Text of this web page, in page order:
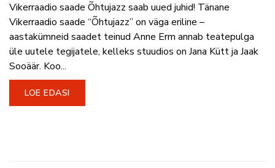
Vikerraadio saade Õhtujazz saab uued juhid! Tänane
Vikerraadio saade “Õhtujazz” on väga eriline –
aastakümneid saadet teinud Anne Erm annab teatepulga
üle uutele tegijatele, kelleks stuudios on Jana Kütt ja Jaak
Sooäär. Koo...
LOE EDASI